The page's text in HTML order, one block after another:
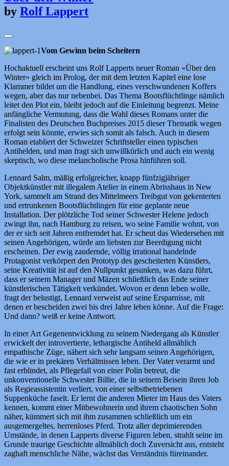
by Rolf Lappert
Vom Gewinn beim Scheitern
Hochaktuell erscheint uns Rolf Lapperts neuer Roman «Über den
Winter» gleich im Prolog, der mit dem letzten Kapitel eine lose
Klammer bildet um die Handlung, eines verschwundenen Koffers
wegen, aber das nur nebenbei. Das Thema Bootsflüchtlinge nämlich
leitet den Plot ein, bleibt jedoch auf die Einleitung begrenzt. Meine
anfängliche Vermutung, dass die Wahl dieses Romans unter die
Finalisten des Deutschen Buchpreises 2015 dieser Thematik wegen
erfolgt sein könnte, erwies sich somit als falsch. Auch in diesem
Roman etabliert der Schweizer Schriftsteller einen typischen
Antihelden, und man fragt sich unwillkürlich und auch ein wenig
skeptisch, wo diese melancholische Prosa hinführen soll.
Lennard Salm, mäßig erfolgreicher, knapp fünfzigjähriger
Objektkünstler mit illegalem Atelier in einem Abrisshaus in New
York, sammelt am Strand des Mittelmeers Treibgut von gekenterten
und ertrunkenen Bootsflüchtlingen für eine geplante neue
Installation. Der plötzliche Tod seiner Schwester Helene jedoch
zwingt ihn, nach Hamburg zu reisen, wo seine Familie wohnt, von
der er sich seit Jahren entfremdet hat. Er scheut das Wiedersehen mit
seinen Angehörigen, würde am liebsten zur Beerdigung nicht
erscheinen. Der ewig zaudernde, völlig irrational handelnde
Protagonist verkörpert den Prototyp des gescheiterten Künstlers,
seine Kreativität ist auf den Nullpunkt gesunken, was dazu führt,
dass er seinem Manager und Mäzen schließlich das Ende seiner
künstlerischen Tätigkeit verkündet. Wovon er denn leben wolle,
fragt der belustigt, Lennard verweist auf seine Ersparnisse, mit
denen er bescheiden zwei bis drei Jahre leben könne. Auf die Frage:
Und dann? weiß er keine Antwort.
In einer Art Gegenentwicklung zu seinem Niedergang als Künstler
erwickelt der introvertierte, lethargische Antiheld allmählich
empathische Züge, nähert sich sehr langsam seinen Angehörigen,
die wie er in prekären Verhältnissen leben. Der Vater verarmt und
fast erblindet, als Pflegefall von einer Polin betreut, die
unkonventionelle Schwester Billie, die in seinem Beisein ihren Job
als Regieassistentin verliert, von einer selbstbetriebenen
Suppenküche faselt. Er lernt die anderen Mieter im Haus des Vaters
kennen, kommt einer Mitbewohnerin und ihrem chaotischen Sohn
näher, kümmert sich mit ihm zusammen schließlich um ein
ausgemergeltes, herrenloses Pferd. Trotz aller deprimierenden
Umstände, in denen Lapperts diverse Figuren leben, strahlt seine im
Grunde traurige Geschichte allmählich doch Zuversicht aus, entsteht
zaghaft menschliche Nähe, wächst das Verständnis füreinander.